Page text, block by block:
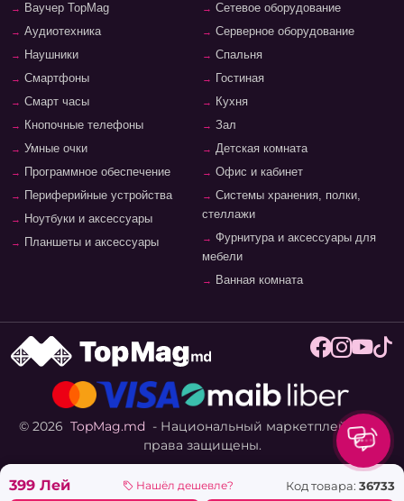
399 Лей Нашёл дешевле? Код товара: 36733
Ваучер TopMag
Аудиотехника
Наушники
Смартфоны
Смарт часы
Кнопочные телефоны
Умные очки
Программное обеспечение
Периферийные устройства
Ноутбуки и аксессуары
Планшеты и аксессуары
Сетевое оборудование
Серверное оборудование
Спальня
Гостиная
Кухня
Зал
Детская комната
Офис и кабинет
Системы хранения, полки,
стеллажи
Фурнитура и аксессуары для
мебели
Ванная комната
© 2026 TopMag.md - Национальный маркетплейс. Все
права защищены.